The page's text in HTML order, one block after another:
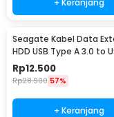
Seagate Kabel Data
HDD USB Type A 3.0 to
Micro B Cable 50cm -
(ORIGINAL)
Rp12.500
Rp28.900 57%
+ Keranjang